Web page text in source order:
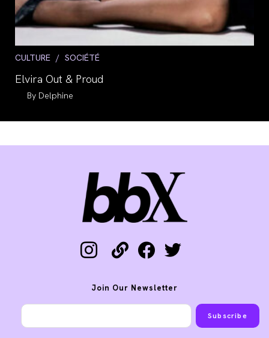
Post
CULTURE / SOCIÉTÉ
Elvira Out & Proud
Auteur/autrice
Delphine
instagram
link facebooktwitter
Join Our Newsletter